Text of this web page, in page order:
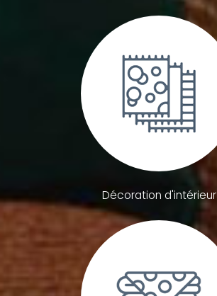
Décoration d'intérieur